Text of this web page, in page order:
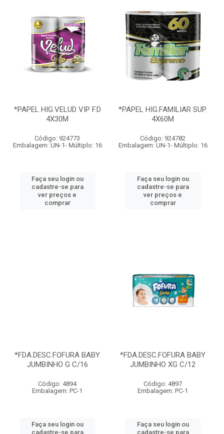
*PAPEL HIG.VELUD VIP F.D
4X30M
Código: 924773
Embalagem: UN-1- Múltiplo: 16
Faça seu login ou
cadastre-se para
ver preços e
comprar
*PAPEL HIG.FAMILIAR SUP.
4X60M
Código: 924782
Embalagem: UN-1- Múltiplo: 16
Faça seu login ou
cadastre-se para
ver preços e
comprar
*FDA.DESC.FOFURA BABY
JUMBINHO G C/16
Código: 4894
Embalagem: PC-1
Faça seu login ou
cadastre-se para
*FDA.DESC.FOFURA BABY
JUMBINHO XG C/12
Código: 4897
Embalagem: PC-1
Faça seu login ou
cadastre-se para